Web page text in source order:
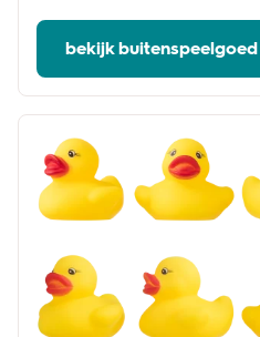
bekijk buitenspeelgoed